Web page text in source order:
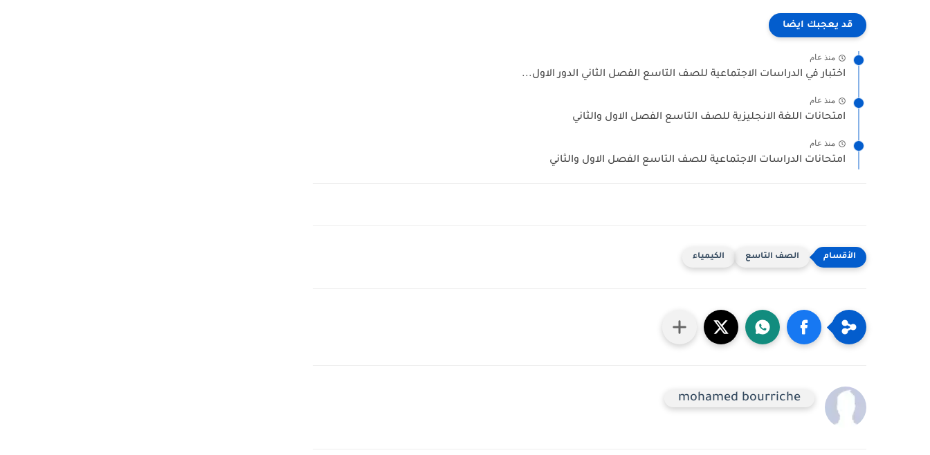
قد يعجبك ايضا
منذ عام
اختبار في الدراسات الاجتماعية للصف التاسع الفصل الثاني الدور الاول...
منذ عام
امتحانات اللغة الانجليزية للصف التاسع الفصل الاول والثاني
منذ عام
امتحانات الدراسات الاجتماعية للصف التاسع الفصل الاول والثاني
الصف التاسع الكيمياء
mohamed bourriche